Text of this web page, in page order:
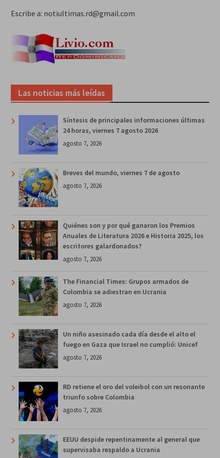
Escribe a: notiultimas.rd@gmail.com
Las noticias más leídas
Síntesis de principales informaciones últimas
24 horas, viernes 7 agosto 2026
agosto 7, 2026
Breves del mundo, viernes 7 de agosto
agosto 7, 2026
Quiénes son y por qué ganaron los Premios
Anuales de Literatura 2026 e Historia 2025, los
escritores galardonados?
agosto 7, 2026
The Financial Times: Grupos armados de
Colombia se adiestran en Ucrania
agosto 7, 2026
Un niño asesinado cada día desde el alto el
fuego en Gaza que Israel no cumplió: Unicef
agosto 7, 2026
RD retiene el oro del voleibol con un resonante
triunfo sobre Colombia
agosto 7, 2026
EEUU despide repentinamente al general que
supervisaba respaldo a Ucrania